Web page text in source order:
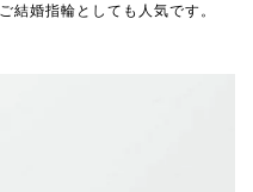
結婚指輪としても人気です。